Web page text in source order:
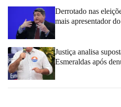
Derrotado nas
mais apresentador
Justiça analisa
Esmeraldas após